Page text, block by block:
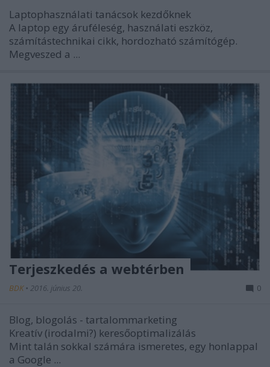
Laptophasználati tanácsok kezdőknek
A laptop egy áruféleség, használati eszköz,
számítástechnikai cikk, hordozható számítógép.
Megveszed a ...
Terjeszkedés a webtérben
BDK • 2016. június 20. 0
Blog, blogolás - tartalommarketing
Kreatív (irodalmi?) keresőoptimalizálás
Mint talán sokkal számára ismeretes, egy honlappal
a Google ...